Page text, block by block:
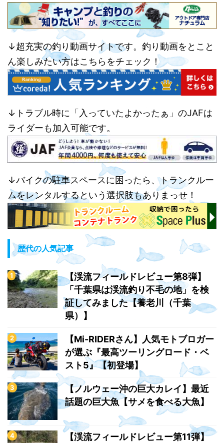
↓超充実の釣り動画サイトです。釣り動画をとこと
ん楽しみたい方はこちらをチェック！
↓トラブル時に「入っていたよかったぁ」のJAFは
ライダーも加入可能です。
↓バイクの駐車スペースに困ったら、トランクルー
ムをレンタルするという選択肢もありまっせ！
歴代の人気記事
【渓流フィールドレビュー第8弾】
「千葉県は渓流釣り不毛の地」を検
証してみました【養老川（千葉
県）】
【Mi-RIDERさん】人気モトブロガー
が選ぶ『最高ツーリングロード・ベ
スト5』【初登場】
【ノルウェー沖の巨大カレイ】最近
話題の巨大魚【サメを食べる大魚】
【渓流フィールドレビュー第11弾】